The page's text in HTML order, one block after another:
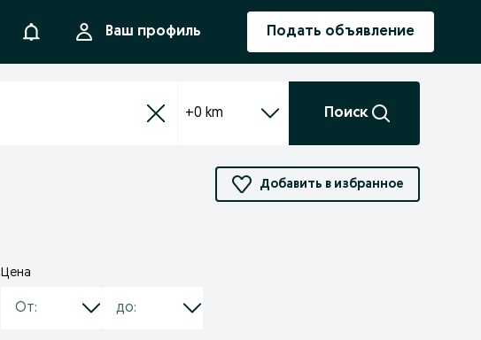
УведомленияВаш профиль Подать объявление
+0 km Поиск
Добавить в избранное
Цена